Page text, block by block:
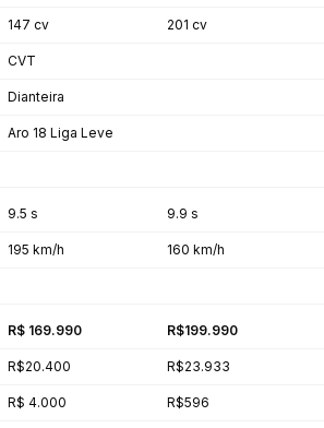
147 cv 201 cv
CVT
Dianteira
Aro 18 Liga Leve
9.5 s 9.9 s
195 km/h 160 km/h
R$ 169.990 R$199.990
R$20.400 R$23.933
R$ 4.000 R$596